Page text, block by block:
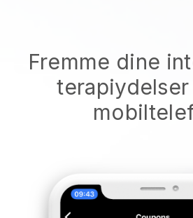
Fremme dine
terapiydelser